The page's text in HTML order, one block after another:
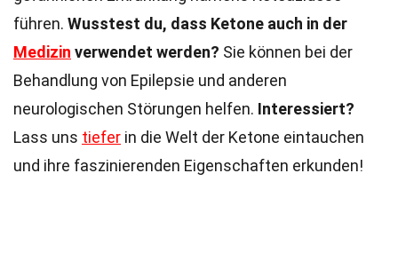
führen. Wusstest du, dass Ketone auch in der
Medizin verwendet werden? Sie können bei der
Behandlung von Epilepsie und anderen
neurologischen Störungen helfen. Interessiert?
Lass uns tiefer in die Welt der Ketone eintauchen
und ihre faszinierenden Eigenschaften erkunden!